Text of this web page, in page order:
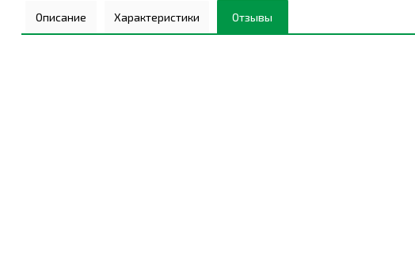
Описание Характеристики Отзывы